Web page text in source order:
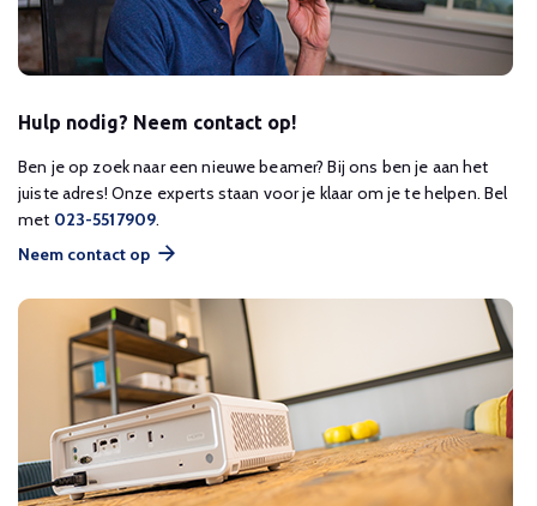
Hulp nodig? Neem contact op!
Ben je op zoek naar een nieuwe beamer? Bij ons ben je aan het
juiste adres! Onze experts staan voor je klaar om je te helpen. Bel
met 023-5517909.
Neem contact op